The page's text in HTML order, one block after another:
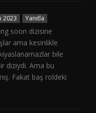
2023 Yanıtla
soon dizisine
ama kesinlikle
bile
diziydi. Ama bu
Fakat baş roldeki